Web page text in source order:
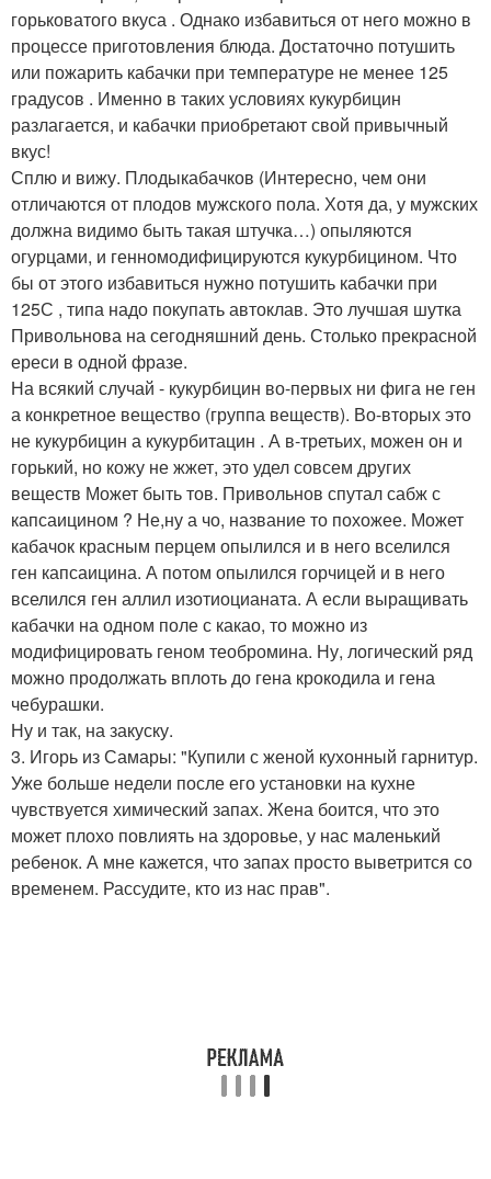
горьковатого вкуса . Однако избавиться от него можно в
процессе приготовления блюда. Достаточно потушить
или пожарить кабачки при температуре не менее 125
градусов . Именно в таких условиях кукурбицин
разлагается, и кабачки приобретают свой привычный
вкус!
Сплю и вижу. Плодыкабачков (Интересно, чем они
отличаются от плодов мужского пола. Хотя да, у мужских
должна видимо быть такая штучка…) опыляются
огурцами, и генномодифицируются кукурбицином. Что
бы от этого избавиться нужно потушить кабачки при
125С , типа надо покупать автоклав. Это лучшая шутка
Привольнова на сегодняшний день. Столько прекрасной
ереси в одной фразе.
На всякий случай - кукурбицин во-первых ни фига не ген
а конкретное вещество (группа веществ). Во-вторых это
не кукурбицин а кукурбитацин . А в-третьих, можен он и
горький, но кожу не жжет, это удел совсем других
веществ Может быть тов. Привольнов спутал сабж с
капсаицином ? Не,ну а чо, название то похожее. Может
кабачок красным перцем опылился и в него вселился
ген капсаицина. А потом опылился горчицей и в него
вселился ген аллил изотиоцианата. А если выращивать
кабачки на одном поле с какао, то можно из
модифицировать геном теобромина. Ну, логический ряд
можно продолжать вплоть до гена крокодила и гена
чебурашки.
Ну и так, на закуску.
3. Игорь из Самары: "Купили с женой кухонный гарнитур.
Уже больше недели после его установки на кухне
чувствуется химический запах. Жена боится, что это
может плохо повлиять на здоровье, у нас маленький
ребeнок. А мне кажется, что запах просто выветрится со
временем. Рассудите, кто из нас прав".